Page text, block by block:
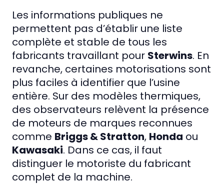
Les informations publiques ne
permettent pas d’établir une liste
complète et stable de tous les
fabricants travaillant pour Sterwins. En
revanche, certaines motorisations sont
plus faciles à identifier que l’usine
entière. Sur des modèles thermiques,
des observateurs relèvent la présence
de moteurs de marques reconnues
comme Briggs & Stratton, Honda ou
Kawasaki. Dans ce cas, il faut
distinguer le motoriste du fabricant
complet de la machine.